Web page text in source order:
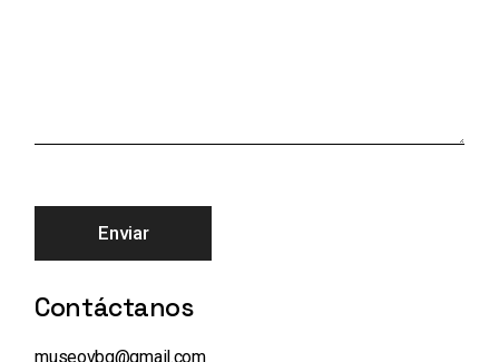
Enviar
Contáctanos
museovbg@gmail.com